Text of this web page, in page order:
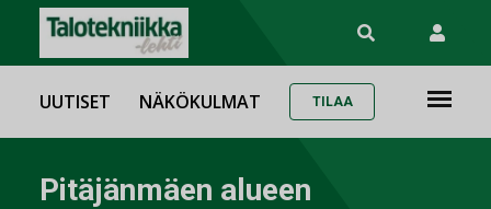
UUTISET NÄKÖKULMAT TILAA
Pitäjänmäen alueen